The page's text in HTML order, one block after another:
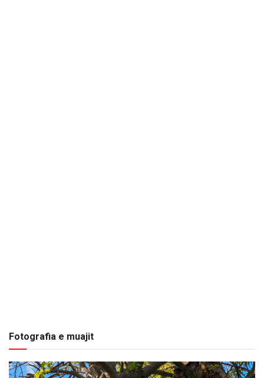
Fotografia e muajit